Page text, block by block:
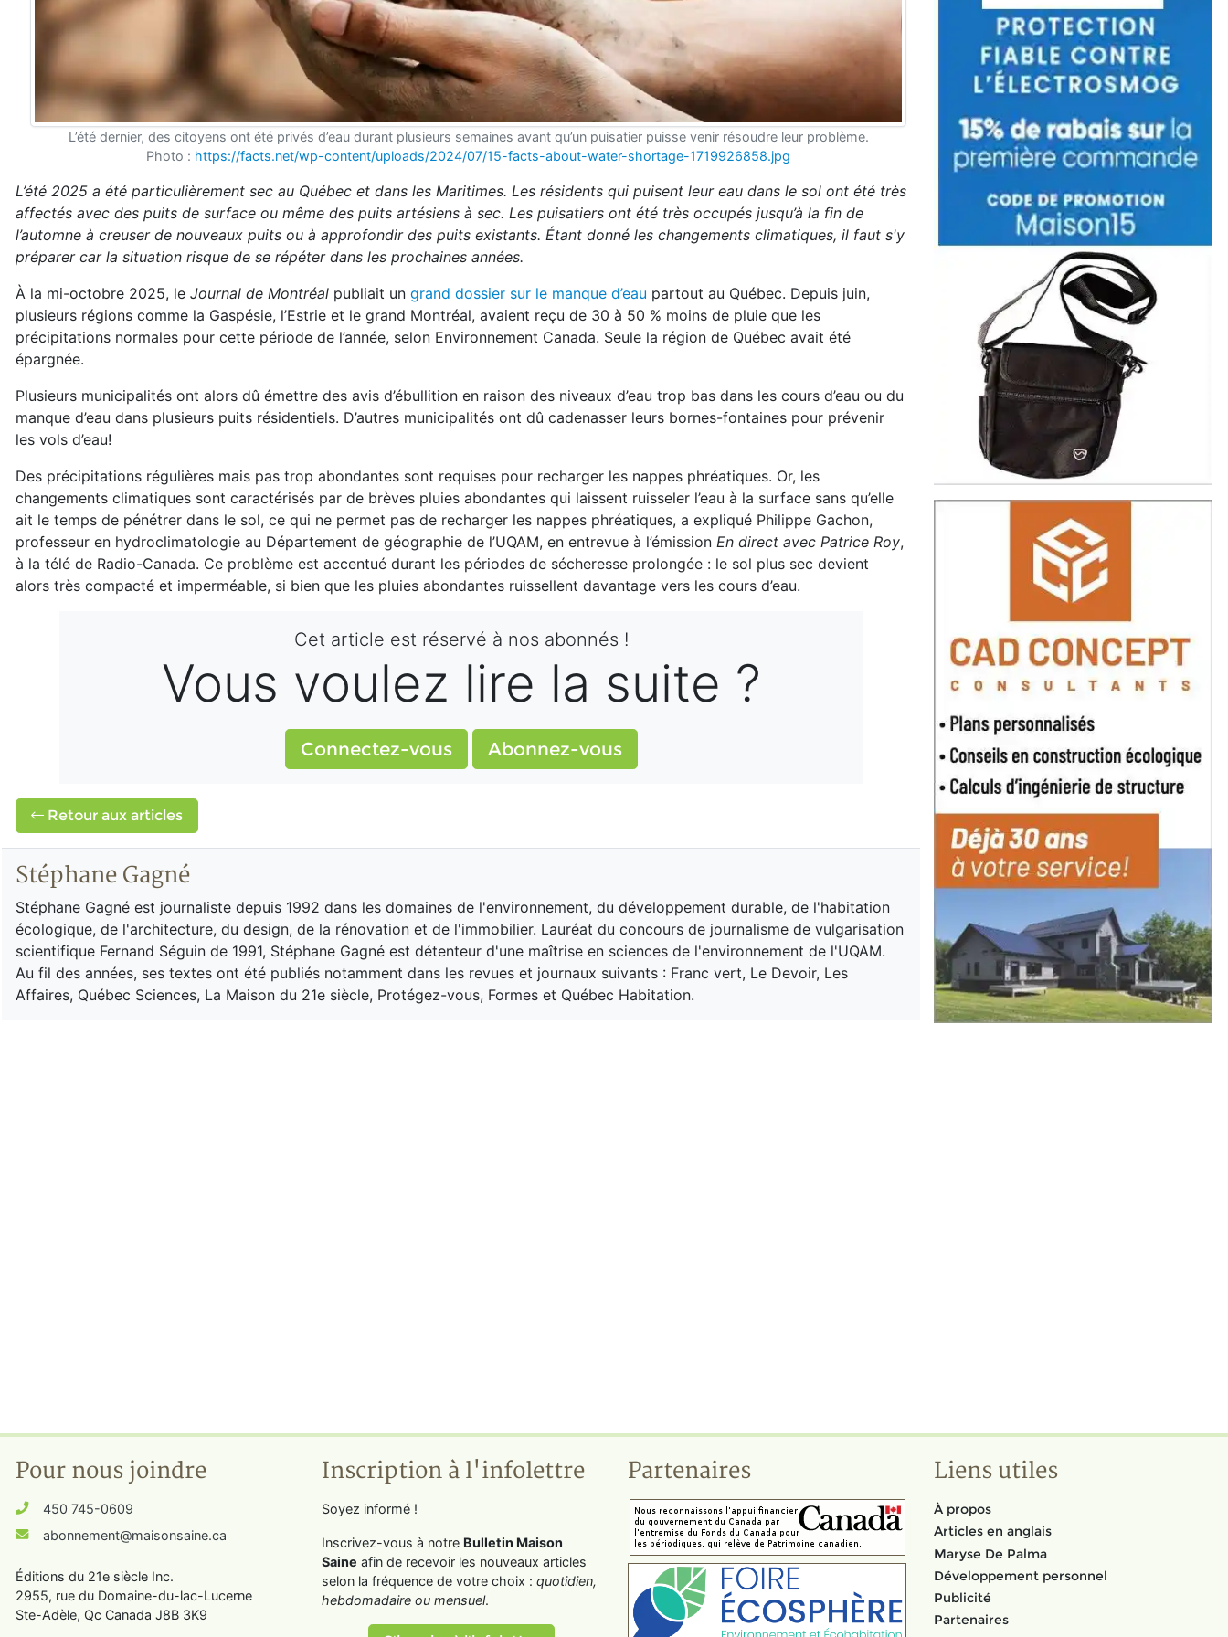
L’été dernier, des citoyens ont été privés d’eau durant plusieurs semaines avant qu’un puisatier puisse venir résoudre leur problème.
Photo : https://facts.net/wp-content/uploads/2024/07/15-facts-about-water-shortage-1719926858.jpg
L’été 2025 a été particulièrement sec au Québec et dans les Maritimes. Les résidents qui puisent leur eau dans le sol ont été très
affectés avec des puits de surface ou même des puits artésiens à sec. Les puisatiers ont été très occupés jusqu’à la fin de
l’automne à creuser de nouveaux puits ou à approfondir des puits existants. Étant donné les changements climatiques, il faut s'y
préparer car la situation risque de se répéter dans les prochaines années.
À la mi-octobre 2025, le Journal de Montréal publiait un grand dossier sur le manque d’eau partout au Québec. Depuis juin,
plusieurs régions comme la Gaspésie, l’Estrie et le grand Montréal, avaient reçu de 30 à 50 % moins de pluie que les
précipitations normales pour cette période de l’année, selon Environnement Canada. Seule la région de Québec avait été
épargnée.
Plusieurs municipalités ont alors dû émettre des avis d’ébullition en raison des niveaux d’eau trop bas dans les cours d’eau ou du
manque d’eau dans plusieurs puits résidentiels. D’autres municipalités ont dû cadenasser leurs bornes-fontaines pour prévenir
les vols d’eau!
Des précipitations régulières mais pas trop abondantes sont requises pour recharger les nappes phréatiques. Or, les
changements climatiques sont caractérisés par de brèves pluies abondantes qui laissent ruisseler l’eau à la surface sans qu’elle
ait le temps de pénétrer dans le sol, ce qui ne permet pas de recharger les nappes phréatiques, a expliqué Philippe Gachon,
professeur en hydroclimatologie au Département de géographie de l’UQAM, en entrevue à l’émission En direct avec Patrice Roy,
à la télé de Radio-Canada. Ce problème est accentué durant les périodes de sécheresse prolongée : le sol plus sec devient
alors très compacté et imperméable, si bien que les pluies abondantes ruissellent davantage vers les cours d’eau.
Cet article est réservé à nos abonnés !
Vous voulez lire la suite ?
Connectez-vous Abonnez-vous
Retour aux articles
Stéphane Gagné
Stéphane Gagné est journaliste depuis 1992 dans les domaines de l'environnement, du développement durable, de l'habitation
écologique, de l'architecture, du design, de la rénovation et de l'immobilier. Lauréat du concours de journalisme de vulgarisation
scientifique Fernand Séguin de 1991, Stéphane Gagné est détenteur d'une maîtrise en sciences de l'environnement de l'UQAM.
Au fil des années, ses textes ont été publiés notamment dans les revues et journaux suivants : Franc vert, Le Devoir, Les
Affaires, Québec Sciences, La Maison du 21e siècle, Protégez-vous, Formes et Québec Habitation.
Pour nous joindre
450 745-0609
abonnement@maisonsaine.ca
Éditions du 21e siècle Inc.
2955, rue du Domaine-du-lac-Lucerne
Ste-Adèle, Qc Canada J8B 3K9
Inscription à l'infolettre
Soyez informé !
Inscrivez-vous à notre Bulletin Maison
Saine afin de recevoir les nouveaux articles
selon la fréquence de votre choix : quotidien,
hebdomadaire ou mensuel.
Partenaires Liens utiles
À propos
Articles en anglais
Maryse De Palma
Développement personnel
Publicité
Partenaires